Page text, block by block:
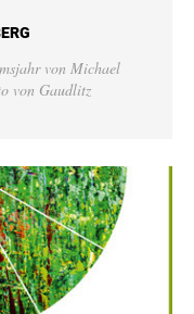
von Michael
von Gaudlitz